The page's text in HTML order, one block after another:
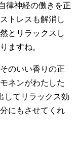
律神経の働きを正
トレスも解消し
とリラックスし
ますね。
のいい香りの正
ネンがわたした
してリラックス効
にもさせてくれ